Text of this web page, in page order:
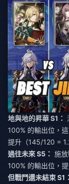
地與地的昇華 S1：
100% 的輸出位，
提升（145/120 =
過往未來 S5： 施
100% 的輸出位，
但戰鬥還未結束 S1：